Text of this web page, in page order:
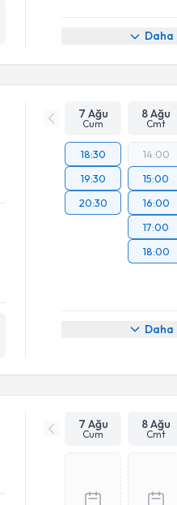
Daha
7 Ağu
Cum
8 Ağu
Cmt
18:30
19:30
20:30
14:00
15:00
16:00
17:00
18:00
Daha
7 Ağu
Cum
8 Ağu
Cmt